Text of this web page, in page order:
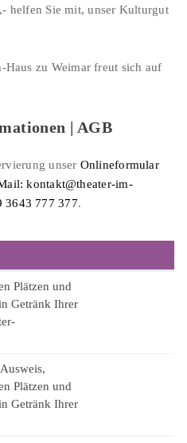
helfen Sie mit, unser Kulturgut
zu Weimar freut sich auf
| AGB
unser Onlineformular
kontakt@theater-im-
3643 777 377.
Plätzen und
Getränk Ihrer
Plätzen und
Getränk Ihrer